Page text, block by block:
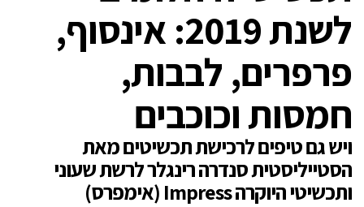
לשנת 2019: אינסוף,
פרפרים, לבבות,
חמסות וכוכבים
ויש גם טיפים לרכישת תכשיטים מאת
הסטייליסטית סנדרה רינגלר לרשת שעוני
ותכשיטי היוקרה Impress (אימפרס)